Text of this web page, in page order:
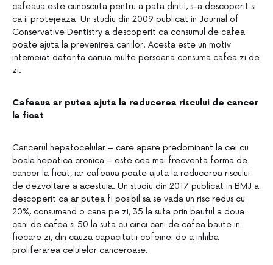
cafeaua este cunoscuta pentru a pata dintii, s-a descoperit si
ca ii protejeaza: Un studiu din 2009 publicat in Journal of
Conservative Dentistry a descoperit ca consumul de cafea
poate ajuta la prevenirea cariilor. Acesta este un motiv
intemeiat datorita caruia multe persoana consuma cafea zi de
zi.
Cafeaua ar putea ajuta la reducerea riscului de cancer
la ficat
Cancerul hepatocelular – care apare predominant la cei cu
boala hepatica cronica – este cea mai frecventa forma de
cancer la ficat, iar cafeaua poate ajuta la reducerea riscului
de dezvoltare a acestuia. Un studiu din 2017 publicat in BMJ a
descoperit ca ar putea fi posibil sa se vada un risc redus cu
20%, consumand o cana pe zi, 35 la suta prin bautul a doua
cani de cafea si 50 la suta cu cinci cani de cafea baute in
fiecare zi, din cauza capacitatii cofeinei de a inhiba
proliferarea celulelor canceroase.